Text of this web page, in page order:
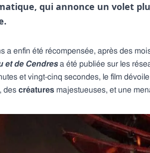
qui annonce un volet
a enfin été récompensée, après des
et de Cendresa été publiée sur les
et vingt-cinq secondes, le film
des créatures majestueuses, et une